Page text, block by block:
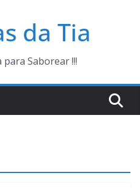
da Tia
para Saborear !!!